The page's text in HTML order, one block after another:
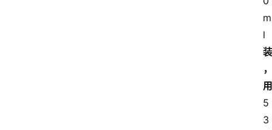
m
l
装
，
用
5
3